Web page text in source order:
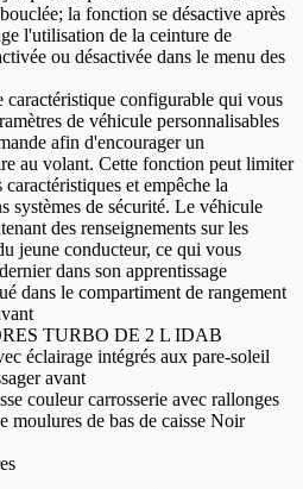
la fonction se désactive après
l'utilisation de la ceinture de
ou désactivée dans le menu des
caractéristique configurable qui vous
de véhicule personnalisables
afin d'encourager un
au volant. Cette fonction peut limiter
et empêche la
systèmes de sécurité. Le véhicule
des renseignements sur les
jeune conducteur, ce qui vous
dans son apprentissage
dans le compartiment de rangement
TURBO DE 2 L IDAB
éclairage intégrés aux pare-soleil
avant
couleur carrosserie avec rallonges
moulures de bas de caisse Noir